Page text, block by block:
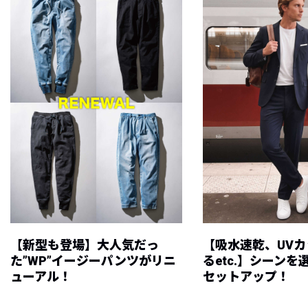
【新型も登場】大人気だっ
た”WP”イージーパンツがリニ
ューアル！
【吸水速乾、UV
るetc.】シーンを
セットアップ！